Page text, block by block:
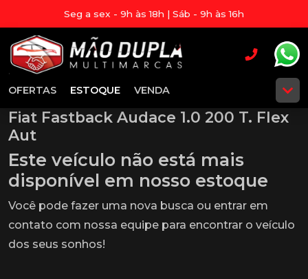
Seg a sex - 9h às 18h | Sáb - 9h às 16h
OFERTAS ESTOQUE VENDA
Fiat Fastback Audace 1.0 200 T. Flex
Aut
Este veículo não está mais
disponível em nosso estoque
Você pode fazer uma nova busca ou entrar em
contato com nossa equipe para encontrar o veículo
dos seus sonhos!